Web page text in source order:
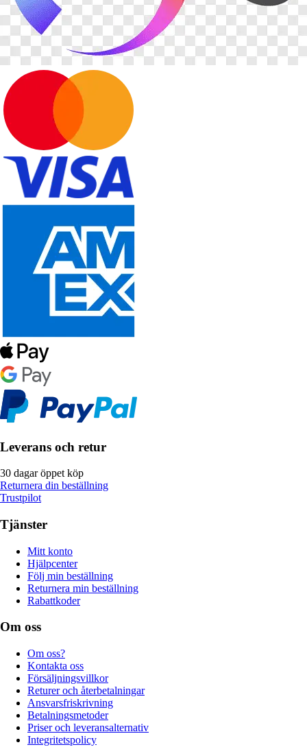
Leverans och retur
30 dagar öppet köp
Returnera din beställning
Trustpilot
Tjänster
Mitt konto
Hjälpcenter
Följ min beställning
Returnera min beställning
Rabattkoder
Om oss
Om oss?
Kontakta oss
Försäljningsvillkor
Returer och återbetalningar
Ansvarsfriskrivning
Betalningsmetoder
Priser och leveransalternativ
Integritetspolicy